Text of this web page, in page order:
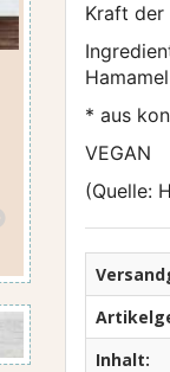
Kraft der
* aus
VEGAN
(Quelle:
Inhalt: